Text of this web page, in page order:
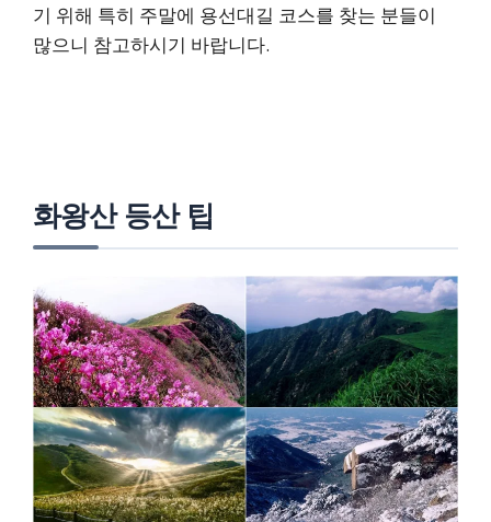
기 위해 특히 주말에 용선대길 코스를 찾는 분들이
많으니 참고하시기 바랍니다.
화왕산 등산 팁